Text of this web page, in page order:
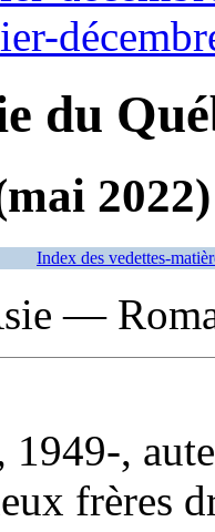
du
2022)
Index des vedettes-
—
1949-,
frères